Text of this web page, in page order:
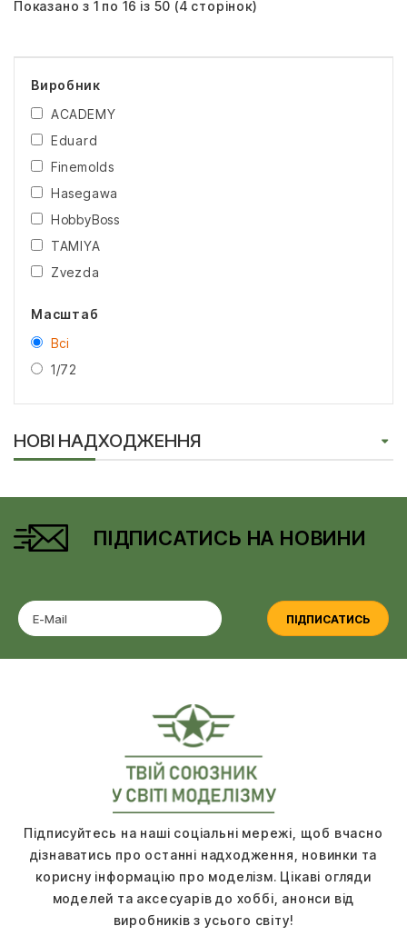
Показано з 1 по 16 із 50 (4 сторінок)
Виробник
ACADEMY
Eduard
Finemolds
Hasegawa
HobbyBoss
TAMIYA
Zvezda
Масштаб
Всі
1/72
НОВІ НАДХОДЖЕННЯ
ПІДПИСАТИСЬ НА НОВИНИ
ПІДПИСАТИСЬ
Підписуйтесь на наші соціальні мережі, щоб вчасно
дізнаватись про останні надходження, новинки та
корисну інформацію про моделізм. Цікаві огляди
моделей та аксесуарів до хоббі, анонси від
виробників з усього світу!